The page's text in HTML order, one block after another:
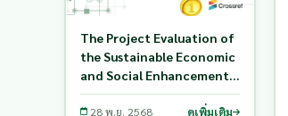
The Project Evaluation of
the Sustainable Economic
and Social Enhancement:
The Case Study of Wiang
Mok Subdistrict Northern
28 พ.ย. 2568 ดูเพิ่มเติม